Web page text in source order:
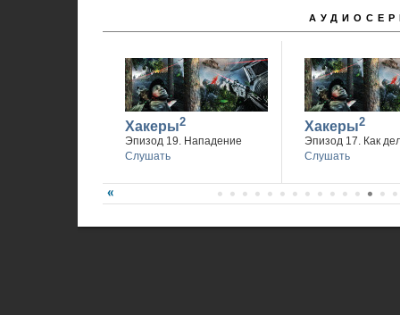
Хакеры2
Эпизод 19. Нападение
Слушать
Хакеры2
Эпизод 17. Как
Слушать